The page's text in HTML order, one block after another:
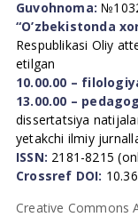
Guvohnoma:
“O’zbekistonda
Respublikasi Oliy
etilgan
10.00.00 –
13.00.00 –
dissertatsiya
yetakchi ilmiy
ISSN: 2181-8215
Crossref DOI:
Creative Commons